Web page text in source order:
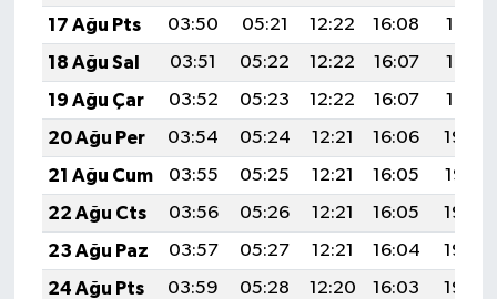
17 Ağu Pts
03:50 05:21 12:22 16:08
19:13
18 Ağu Sal
03:51 05:22 12:22 16:07
19:12
19 Ağu Çar
03:52 05:23 12:22 16:07
19:10
20 Ağu Per
03:54 05:24 12:21 16:06
19:09
21 Ağu Cum
03:55 05:25 12:21 16:05
19:07
22 Ağu Cts
03:56 05:26 12:21 16:05
19:06
23 Ağu Paz
03:57 05:27 12:21 16:04
19:05
24 Ağu Pts
03:59 05:28 12:20 16:03
19:03